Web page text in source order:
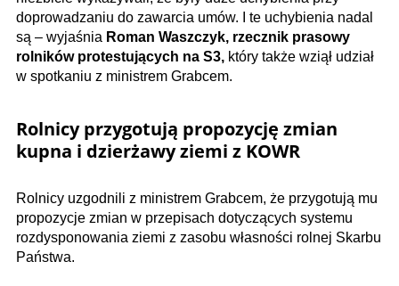
doprowadzaniu do zawarcia umów. I te uchybienia nadal
są – wyjaśnia Roman Waszczyk, rzecznik prasowy
rolników protestujących na S3, który także wziął udział
w spotkaniu z ministrem Grabcem.
Rolnicy przygotują propozycję zmian
kupna i dzierżawy ziemi z KOWR
Rolnicy uzgodnili z ministrem Grabcem, że przygotują mu
propozycje zmian w przepisach dotyczących systemu
rozdysponowania ziemi z zasobu własności rolnej Skarbu
Państwa.